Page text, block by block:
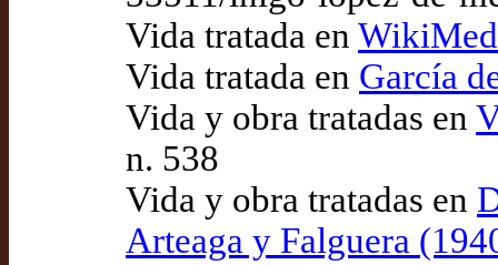
Vida tratada en
Vida tratada en García
Vida y obra tratadas en
n. 538
Vida y obra tratadas en
Arteaga y Falguera